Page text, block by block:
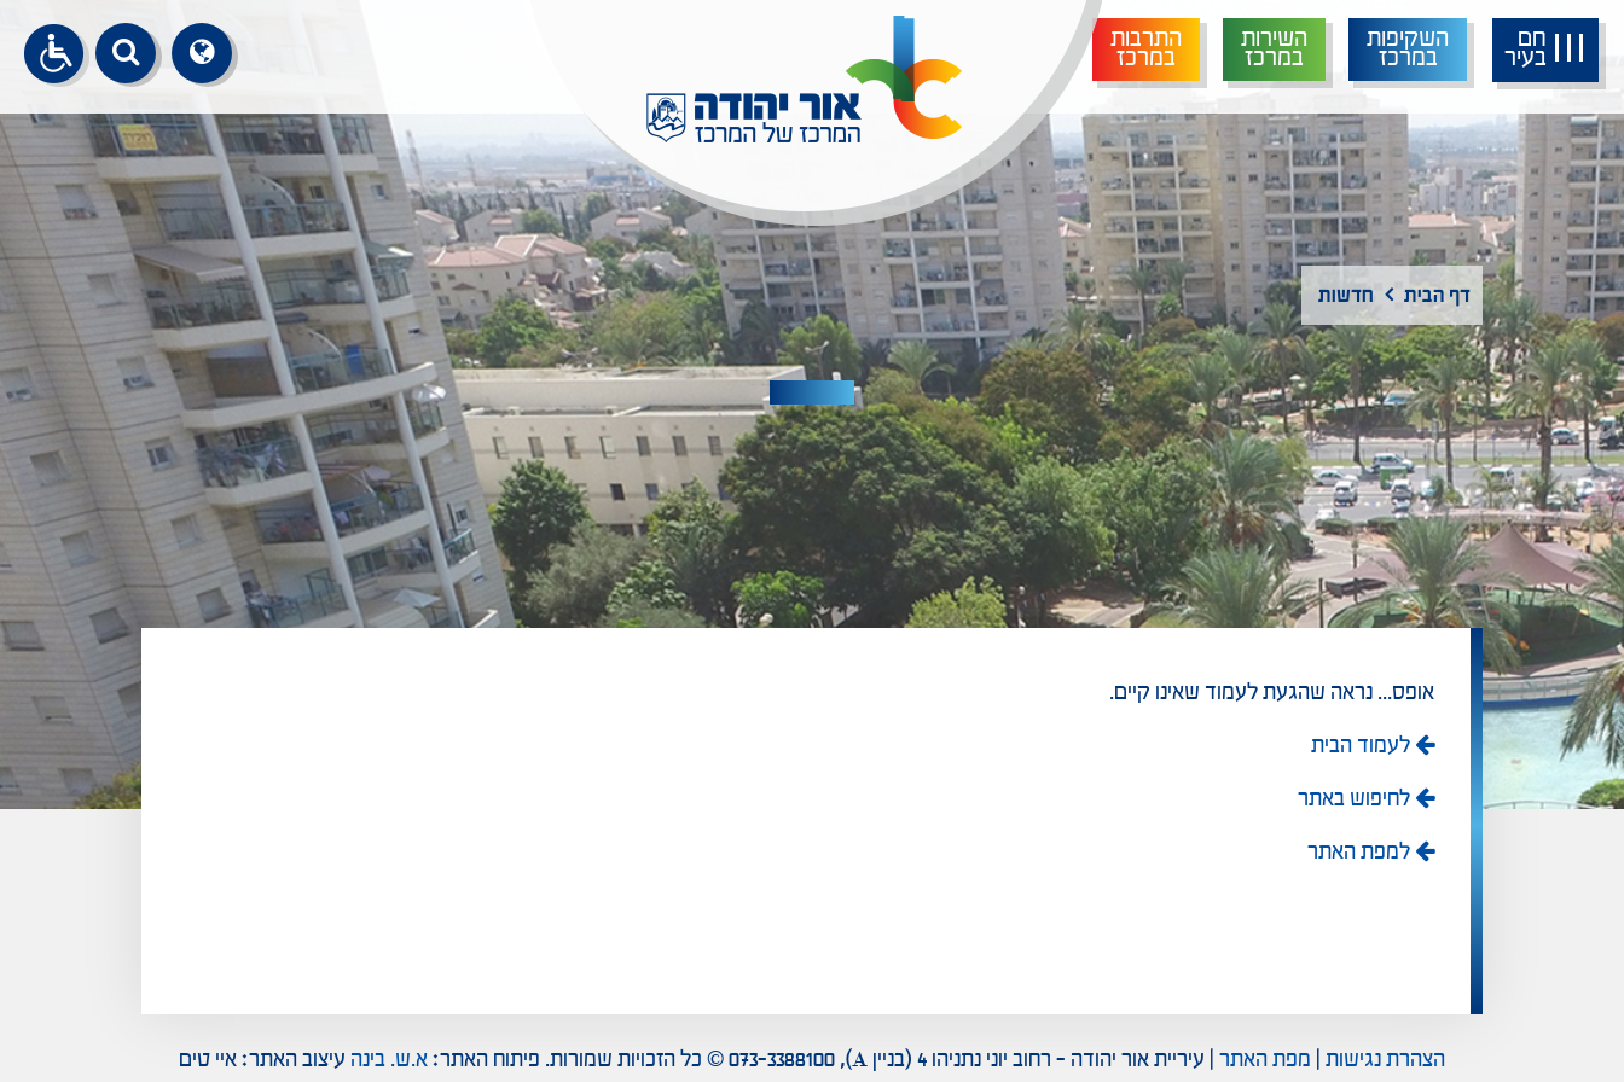
חם
בעיר
השקיפות
במרכז
השירות
במרכז
התרבות
במרכז
דף הבית חדשות
אופס... נראה שהגעת לעמוד שאינו קיים.
לעמוד הבית
לחיפוש באתר
למפת האתר
הצהרת נגישות | מפת האתר | עיריית אור יהודה - רחוב יוני נתניהו 4 (בניין A), 073-3388100 © כל הזכויות שמורות. פיתוח האתר: א.ש. בינה עיצוב האתר: איי טים